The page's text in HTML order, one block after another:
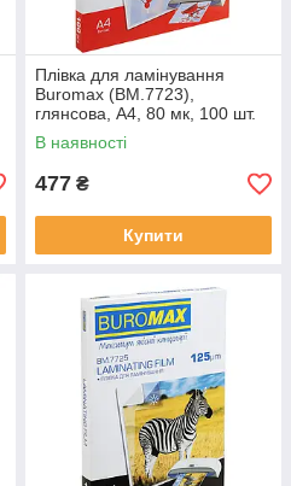
Плівка для ламінування
Buromax (BM.7723),
глянсова, А4, 80 мк, 100 шт.
В наявності
477 ₴
Купити